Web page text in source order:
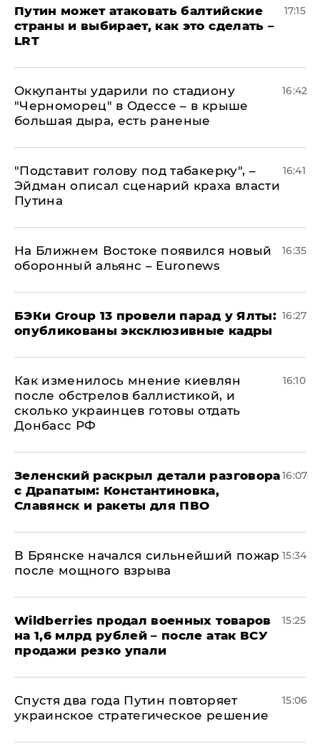
Путин может атаковать балтийские
страны и выбирает, как это сделать –
LRT
17:15
Оккупанты ударили по стадиону
"Черноморец" в Одессе – в крыше
большая дыра, есть раненые
16:42
​"Подставит голову под табакерку", –
Эйдман описал сценарий краха власти
Путина
16:41
На Ближнем Востоке появился новый
оборонный альянс – Euronews
16:35
​БЭКи Group 13 провели парад у Ялты:
опубликованы эксклюзивные кадры
16:27
Как изменилось мнение киевлян
после обстрелов баллистикой, и
сколько украинцев готовы отдать
Донбасс РФ
16:10
​Зеленский раскрыл детали разговора
с Драпатым: Константиновка,
Славянск и ракеты для ПВО
16:07
В Брянске начался сильнейший пожар
после мощного взрыва
15:34
​Wildberries продал военных товаров
на 1,6 млрд рублей – после атак ВСУ
продажи резко упали
15:25
Спустя два года Путин повторяет
украинское стратегическое решение
15:06